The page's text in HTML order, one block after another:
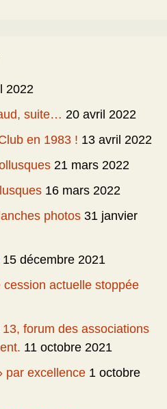
2022
suite… 20 avril 2022
en 1983 ! 13 avril 2022
21 mars 2022
16 mars 2022
photos 31 janvier
15 décembre 2021
actuelle stoppée
forum des associations
11 octobre 2021
par excellence 1 octobre